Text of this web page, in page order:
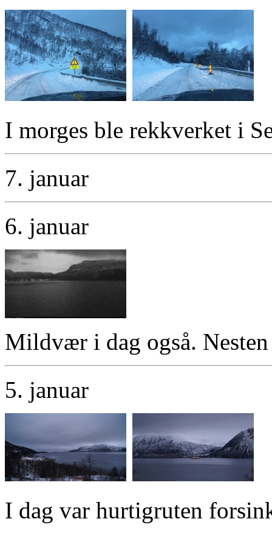
I morges ble rekkverket i
7. januar
6. januar
Mildvær i dag også.
5. januar
I dag var hurtigruten